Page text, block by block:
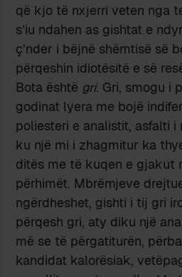
që kjo të nxjerri veten nga
s’iu ndahen as gishtat e
ç’nder i bëjnë shëmtisë së
përqeshin idiotësitë e së
Bota është gri. Gri, smogu i
godinat lyera me bojë
poliesteri e analistit, asfalti i
ku një mi i zhagmitur ka
ditës me të kuqen e gjakut
përhimët. Mbrëmjeve
ngërdheshet, gishti i tij gri
përqesh gri, aty diku një
më se të përgatiturën,
kandidat kalorësiak,